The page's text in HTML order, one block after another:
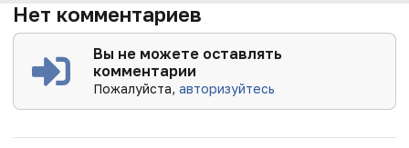
Нет комментариев
Вы не можете оставлять
комментарии
Пожалуйста,авторизуйтесь